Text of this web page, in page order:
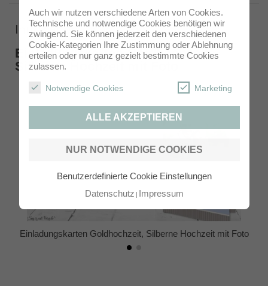
Auch wir nutzen verschiedene Arten von Cookies.
Technische und notwendige Cookies benötigen wir
zwingend. Sie können jederzeit den verschiedenen
Cookie-Kategorien Ihre Zustimmung oder Ablehnung
erteilen oder nur ganz gezielt bestimmte Cookies
zulassen.
Notwendige Cookies Marketing
ALLE AKZEPTIEREN
NUR NOTWENDIGE COOKIES
Benutzerdefinierte Cookie Einstellungen
Datenschutz Impressum
Ihre Kartenauswahl
Einladungskarten Goldhochzeit,
Silberne Hochzeit mit Foto
Einladungskarten Goldhochzeit, Silberne Hochzeit mit Foto